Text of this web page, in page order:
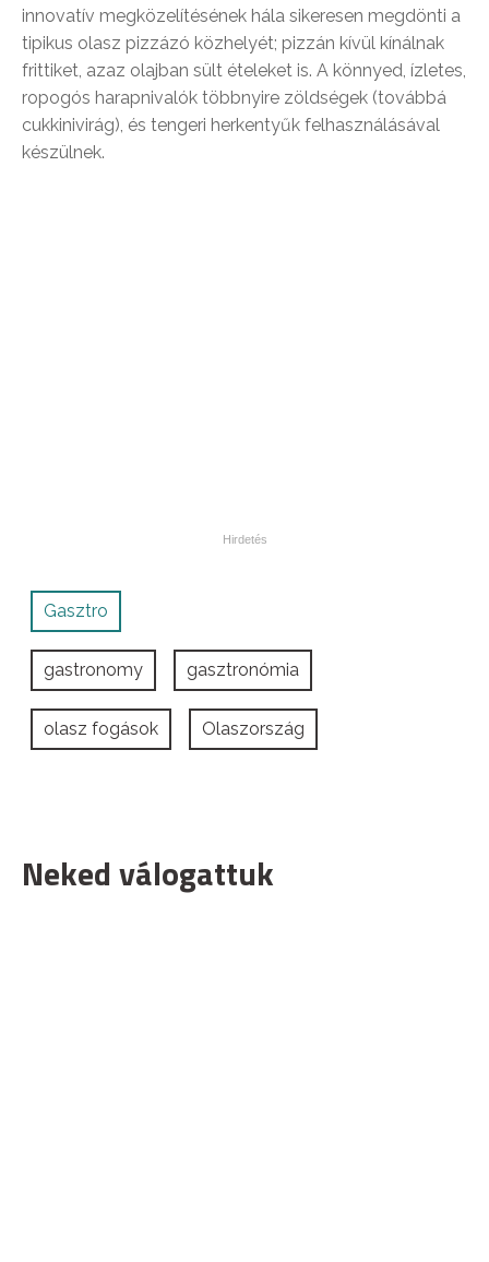
innovatív megközelítésének hála sikeresen megdönti a
tipikus olasz pizzázó közhelyét; pizzán kívül kínálnak
frittiket, azaz olajban sült ételeket is. A könnyed, ízletes,
ropogós harapnivalók többnyire zöldségek (továbbá
cukkinivirág), és tengeri herkentyűk felhasználásával
készülnek.
Gasztro
gastronomy gasztronómia
olasz fogások Olaszország
Neked válogattuk